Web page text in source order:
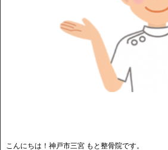
こんにちは！神戸市三宮 もと整骨院です。